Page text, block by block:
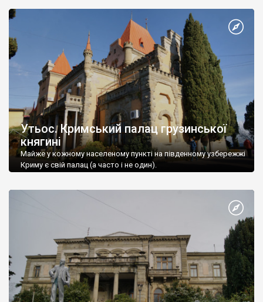
Утьос. Кримський палац грузинської
княгині
Майже у кожному населеному пункті на південному узбережжі
Криму є свій палац (а часто і не один).